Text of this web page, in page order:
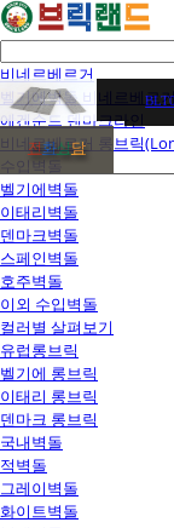
비네르베르거
벨기에벽돌 비네르베르
에겐순드 덴마크라인
비네르베르거 롱브릭
수입벽돌
벨기에벽돌
이태리벽돌
덴마크벽돌
스페인벽돌
호주벽돌
이외 수입벽돌
컬러별 살펴보기
유럽롱브릭
벨기에 롱브릭
이태리 롱브릭
덴마크 롱브릭
국내벽돌
적벽돌
그레이벽돌
화이트벽돌
전화상담